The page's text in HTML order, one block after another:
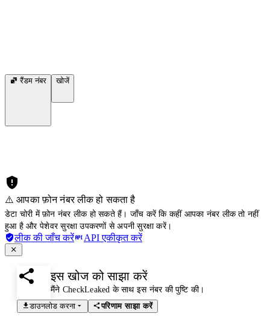
रैंडम नंबर खोजें
⚠️ आपका फ़ोन नंबर लीक हो सकता है
डेटा चोरी में फ़ोन नंबर लीक हो सकते हैं। जाँच करें कि कहीं आपका नंबर लीक तो नहीं
हुआ है और पेशेवर सुरक्षा उपकरणों से अपनी सुरक्षा करें।
लीक की जाँच करें API एकीकृत करें
इस खोज को साझा करें
मैंने CheckLeaked के साथ इस नंबर की पुष्टि की।
डाउनलोड करना
परिणाम साझा करें